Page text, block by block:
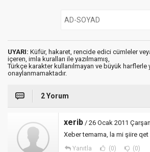
UYARI: Küfür, hakaret, rencide edici cümleler
içeren, imla kuralları ile yazılmamış,
Türkçe karakter kullanılmayan ve büyük harflerle
onaylanmamaktadır.
2 Yorum
xerib / 26 Ocak 2011
Xeber temama, la mi şiire
Yanıtla (0) (0)